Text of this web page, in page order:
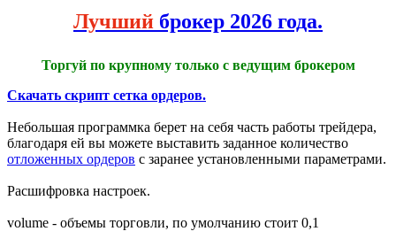
Лучший брокер 2026 года.
Торгуй по крупному только с ведущим брокером
Скачать скрипт сетка ордеров.
Небольшая программка берет на себя часть работы трейдера,
благодаря ей вы можете выставить заданное количество
отложенных ордеров с заранее установленными параметрами.
Расшифровка настроек.
volume - объемы торговли, по умолчанию стоит 0,1